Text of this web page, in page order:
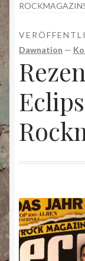
Geschichte
Rezensionen
Shop
ROCKMAGAZIN!
Dawnation —